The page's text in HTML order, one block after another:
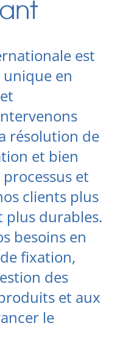
est
unique en
résolution de
et bien
et
clients plus
plus durables.
besoins en
fixation,
des
et aux
le